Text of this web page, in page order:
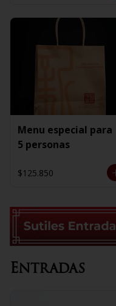
Menu especial para
5 personas
$125.850
Entradas